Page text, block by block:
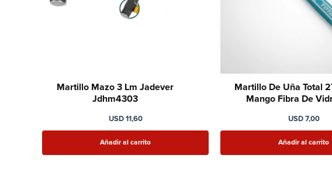
Martillo Mazo 3 Lm Jadever
Jdhm4303
USD11,60
Añadir al carrito
Martillo De Uña Total
Mango Fibra De
USD7,00
Añadir al carrito